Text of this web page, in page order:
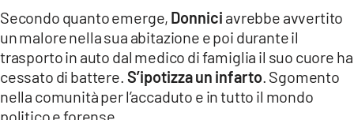
ILREGGINO.IT
COSENZACHANNEL.IT
ILVIBONESE.IT
CATANZAROCHANNEL.IT
Secondo quanto emerge, Donnici avrebbe avvertito
un malore nella sua abitazione e poi durante il
trasporto in auto dal medico di famiglia il suo cuore ha
cessato di battere. S’ipotizza un infarto. Sgomento
nella comunità per l’accaduto e in tutto il mondo
politico e forense.